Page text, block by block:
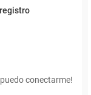
conectarme!